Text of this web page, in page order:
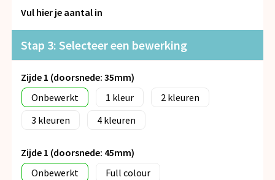
Anti-stress
Vul hier je aantal in
Stap 3: Selecteer een bewerking
Zijde 1 (doorsnede: 35mm)
Onbewerkt
1
2
3
4
Zijde 1 (doorsnede: 45mm)
Onbewerkt
Full colour